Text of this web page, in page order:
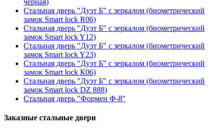
Стальная дверь "Дуэт Б" с зеркалом (биометрический
замок Smart lock R06)
Стальная дверь "Дуэт Б" с зеркалом (биометрический
замок Smart lock Y12)
Стальная дверь "Дуэт Б" с зеркалом (биометрический
замок Smart lock Y23)
Стальная дверь "Дуэт Б" с зеркалом (биометрический
замок Smart lock К06)
Стальная дверь "Дуэт Б" с зеркалом (биометрический
замок Smart lock DZ 888)
Стальная дверь "Формен Ф-8"
Заказные стальные двери